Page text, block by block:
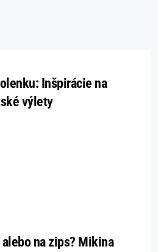
Inšpirácie na
výlety
na zips? Mikina